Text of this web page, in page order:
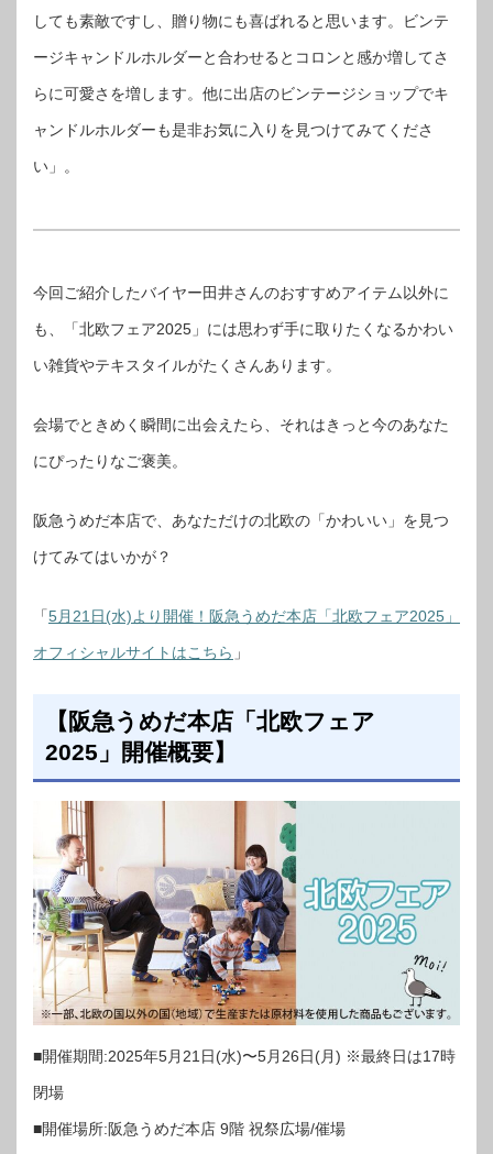
しても素敵ですし、贈り物にも喜ばれると思います。ビンテ
ージキャンドルホルダーと合わせるとコロンと感か増してさ
らに可愛さを増します。他に出店のビンテージショップでキ
ャンドルホルダーも是非お気に入りを見つけてみてくださ
い」。
今回ご紹介したバイヤー田井さんのおすすめアイテム以外に
も、「北欧フェア2025」には思わず手に取りたくなるかわい
い雑貨やテキスタイルがたくさんあります。
会場でときめく瞬間に出会えたら、それはきっと今のあなた
にぴったりなご褒美。
阪急うめだ本店で、あなただけの北欧の「かわいい」を見つ
けてみてはいかが？
「5月21日(水)より開催！阪急うめだ本店「北欧フェア2025」
オフィシャルサイトはこちら 」
【阪急うめだ本店「北欧フェア
2025」開催概要】
■開催期間:2025年5月21日(水)〜5月26日(月) ※最終日は17時
閉場
■開催場所:阪急うめだ本店 9階 祝祭広場/催場